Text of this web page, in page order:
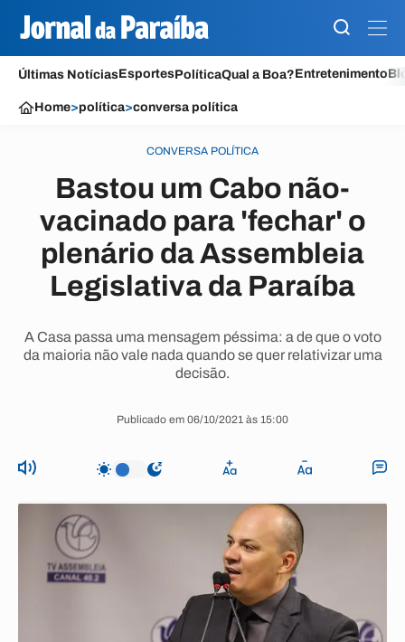
Últimas NotíciasEsportesPolíticaQual a Boa?Entretenimento
Home>política>conversa política
CONVERSA POLÍTICA
Bastou um Cabo não-
vacinado para 'fechar' o
plenário da Assembleia
Legislativa da Paraíba
A Casa passa uma mensagem péssima: a de que o voto
da maioria não vale nada quando se quer relativizar uma
decisão.
Publicado em 06/10/2021 às 15:00